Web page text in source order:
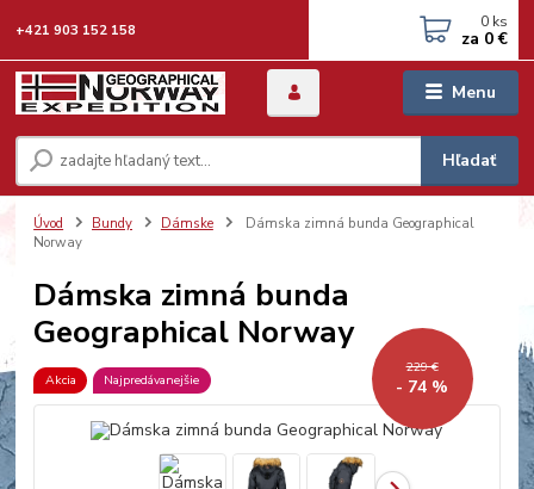
Menu
Hľadať
+421 903 152 158 0 ks
za 0 €
Úvod Bundy Dámske
Dámska zimná bunda Geographical
Norway
Dámska zimná bunda
Geographical Norway
Akcia Najpredávanejšie
229 €
- 74 %